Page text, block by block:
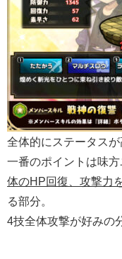
全体的にステータスが
一番のポイントは味方
体のHP回復、攻撃力
る部分。
4技全体攻撃が好みの